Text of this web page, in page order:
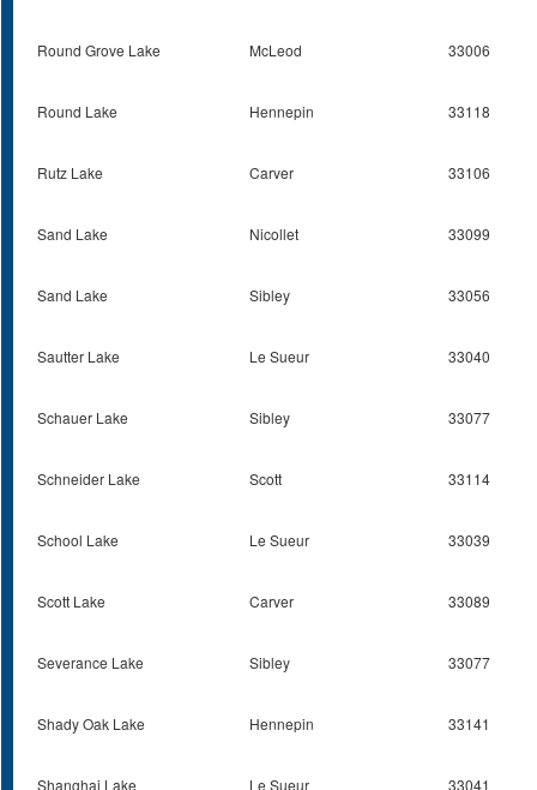
Round Grove Lake McLeod 33006
Round Lake Hennepin 33118
Rutz Lake Carver 33106
Sand Lake Nicollet 33099
Sand Lake Sibley 33056
Sautter Lake Le Sueur 33040
Schauer Lake Sibley 33077
Schneider Lake Scott 33114
School Lake Le Sueur 33039
Scott Lake Carver 33089
Severance Lake Sibley 33077
Shady Oak Lake Hennepin 33141
Shanghai Lake Le Sueur 33041